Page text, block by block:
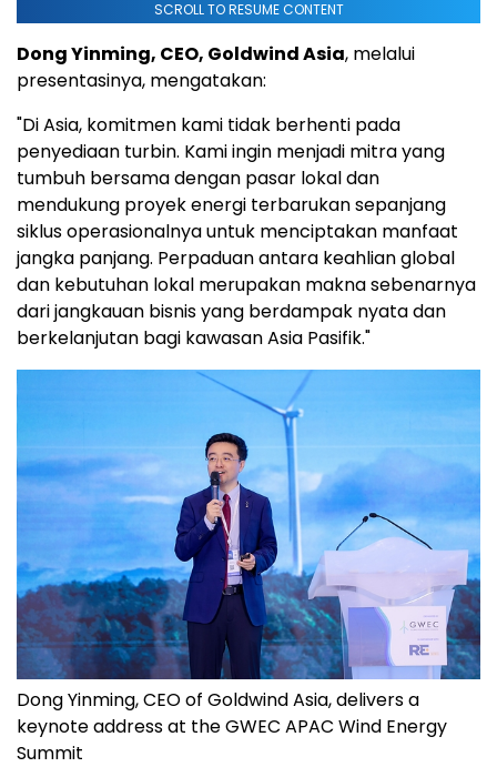
SCROLL TO RESUME CONTENT
Dong Yinming, CEO, Goldwind Asia, melalui
presentasinya, mengatakan:
"Di Asia, komitmen kami tidak berhenti pada
penyediaan turbin. Kami ingin menjadi mitra yang
tumbuh bersama dengan pasar lokal dan
mendukung proyek energi terbarukan sepanjang
siklus operasionalnya untuk menciptakan manfaat
jangka panjang. Perpaduan antara keahlian global
dan kebutuhan lokal merupakan makna sebenarnya
dari jangkauan bisnis yang berdampak nyata dan
berkelanjutan bagi kawasan Asia Pasifik."
Dong Yinming, CEO of Goldwind Asia, delivers a
keynote address at the GWEC APAC Wind Energy
Summit